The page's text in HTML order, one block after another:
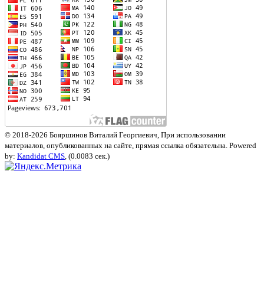
© 2018-2026 Бояршинов Виталий Георгиевич, При использовании
материалов, опубликованных на сайте, прямая ссылка обязательна. Powered
by: Kandidat CMS, (0.0083 сек.)